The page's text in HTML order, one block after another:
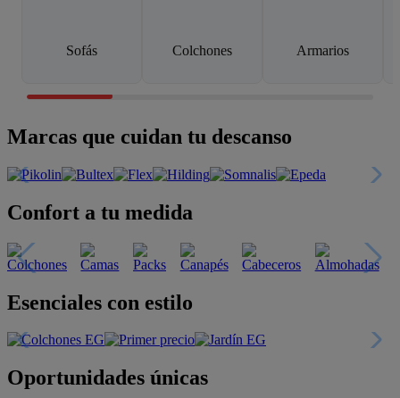
Sofás Colchones Armarios
Marcas que cuidan tu descanso
Confort a tu medida
Esenciales con estilo
Oportunidades únicas